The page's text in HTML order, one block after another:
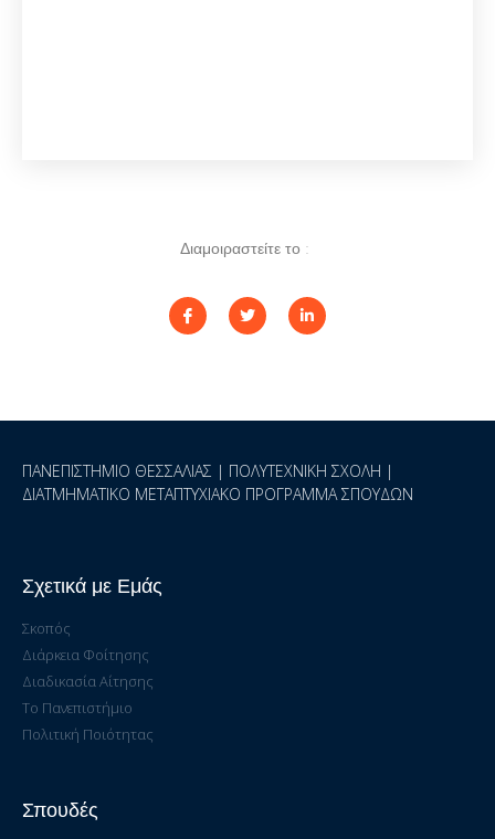
Διαμοιραστείτε το :
ΠΑΝΕΠΙΣΤΗΜΙΟ ΘΕΣΣΑΛΙΑΣ | ΠΟΛΥΤΕΧΝΙΚΗ ΣΧΟΛΗ |
ΔΙΑΤΜΗΜΑΤΙΚΟ ΜΕΤΑΠΤΥΧΙΑΚΟ ΠΡΟΓΡΑΜΜΑ ΣΠΟΥΔΩΝ
Σχετικά με Εμάς
Σκοπός
Διάρκεια Φοίτησης
Διαδικασία Αίτησης
Το Πανεπιστήμιο
Πολιτική Ποιότητας
Σπουδές